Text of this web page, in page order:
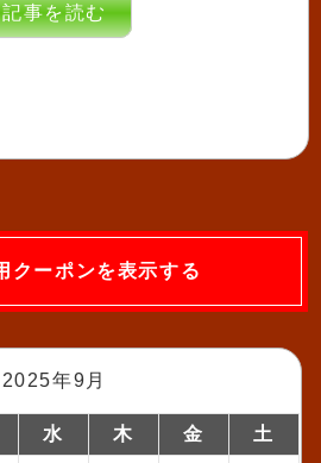
記事を読む
クーポンを表示する
2025年9月
水 木 金 土